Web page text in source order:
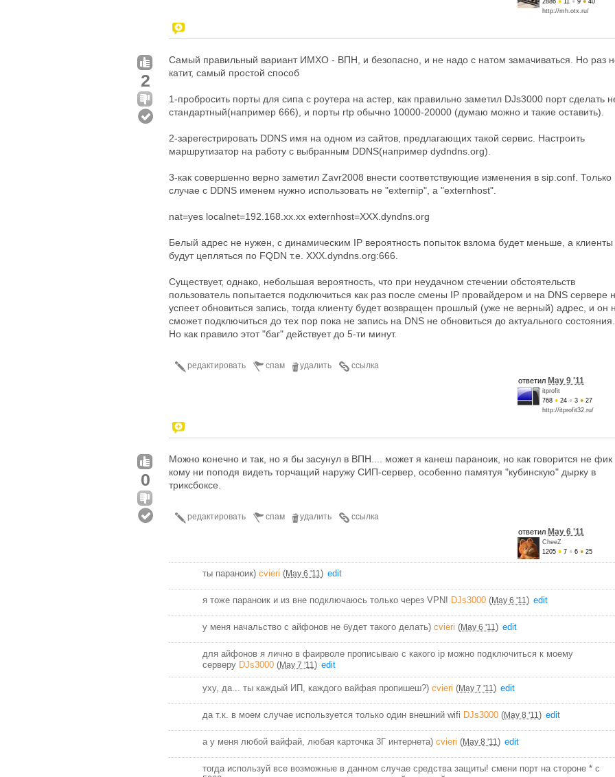
http://mh.otx.ru/
2
Самый правильный вариант ИМХО - ВПН, и безопасно, и не надо с натом замачиваться. Но раз
катит, самый простой способ
1-пробросить порты для сипа с роутера на астер, как правильно заметил DJs3000 порт сделать
стандартный(например 666), и порты rtp обычно 10000-20000 (думаю можно и такие оставить).
2-зарегестрировать DDNS имя на одном из сайтов, предлагающих такой сервис. Настроить
маршрутизатор на работу с выбранным DDNS(например dydndns.org).
3-как совершенно верно заметил Zavr2008 внести соответствующие изменения в sip.conf. Только
случае с DDNS именем нужно использовать не "externip", а "externhost".
nat=yes localnet=192.168.xx.xx externhost=XXX.dyndns.org
Белый адрес не нужен, с динамическим IP вероятность попыток взлома будет меньше, а клиенты
будут цепляться по FQDN т.е. XXX.dyndns.org:666.
Существует, однако, небольшая вероятность, что при неудачном стечении обстоятельств
пользователь попытается подключиться как раз после смены IP провайдером и на DNS сервере
успеет обновиться запись, тогда клиенту будет возвращен прошлый (уже не верный) адрес, и он
сможет подключиться до тех пор пока не запись на DNS не обновиться до актуального состояния.
Но как правило этот "баг" действует до 5-ти минут.
ссылка
удалить
спам
редактировать
ответил May 9 '11
itprofit
768 ● 24 ● 3 ● 27
http://itprofit32.ru/
0
Можно конечно и так, но я бы засунул в ВПН.... может я канеш параноик, но как говорится не фик
кому ни поподя видеть торчащий наружу СИП-сервер, особенно памятуя "кубинскую" дырку в
триксбоксе.
ссылка
удалить
спам
редактировать
ответил May 6 '11
CheeZ
1205 ● 7 ● 6 ● 25
ты параноик) cvieri (May 6 '11 ) edit
я тоже параноик и из вне подключаюсь только через VPN! DJs3000 (May 6 '11 ) edit
у меня начальство с айфонов не будет такого делать) cvieri (May 6 '11 ) edit
для айфонов я лично в фаирволе прописываю с какого ip можно подключиться к моему
серверу DJs3000 (May 7 '11 ) edit
уху, да... ты каждый ИП, каждого вайфая пропишеш?) cvieri (May 7 '11 ) edit
да т.к. в моем случае используется только один внешний wifi DJs3000 (May 8 '11 ) edit
а у меня любой вайфай, любая карточка 3Г интернета) cvieri (May 8 '11 ) edit
тогда используй все возможные в данном случае средства защиты! смени порт на стороне * с